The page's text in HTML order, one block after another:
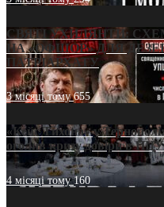
СВЯТІ УХИЛЯНТИ:
НА «ОФШОР» ДЛЯ
ПАТРІАРХАТУ
3 місяці тому655
«Кейс Тихона» у
оголив кризу довіри в ПЦУ
4 місяці тому160